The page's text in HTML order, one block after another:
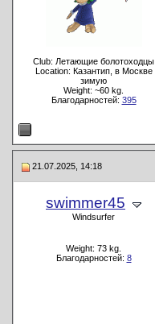
Club: Летающие болотоходцы
Location: Казантип, в Москве
зимую
Weight: ~60 kg.
Благодарностей: 395
21.07.2025, 14:18
swimmer45
Windsurfer
Weight: 73 kg.
Благодарностей: 8